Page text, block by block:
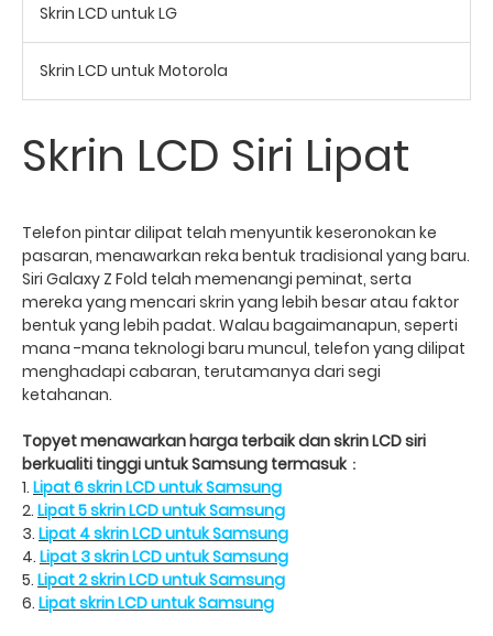
Skrin LCD untuk LG
Skrin LCD untuk Motorola
Skrin LCD Siri Lipat
Telefon pintar dilipat telah menyuntik keseronokan ke
pasaran, menawarkan reka bentuk tradisional yang baru.
Siri Galaxy Z Fold telah memenangi peminat, serta
mereka yang mencari skrin yang lebih besar atau faktor
bentuk yang lebih padat. Walau bagaimanapun, seperti
mana -mana teknologi baru muncul, telefon yang dilipat
menghadapi cabaran, terutamanya dari segi
ketahanan.
Topyet menawarkan harga terbaik dan skrin LCD siri
berkualiti tinggi untuk Samsung termasuk：
1. Lipat 6 skrin LCD untuk Samsung
2. Lipat 5 skrin LCD untuk Samsung
3. Lipat 4 skrin LCD untuk Samsung
4. Lipat 3 skrin LCD untuk Samsung
5. Lipat 2 skrin LCD untuk Samsung
6. Lipat skrin LCD untuk Samsung